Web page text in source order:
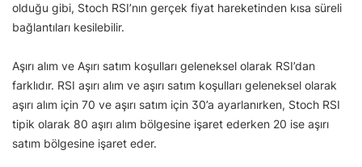
olduğu gibi, Stoch RSI’nın gerçek fiyat hareketinden kısa süreli
bağlantıları kesilebilir.
Aşırı alım ve Aşırı satım koşulları geleneksel olarak RSI’dan
farklıdır. RSI aşırı alım ve aşırı satım koşulları geleneksel olarak
aşırı alım için 70 ve aşırı satım için 30’a ayarlanırken, Stoch RSI
tipik olarak 80 aşırı alım bölgesine işaret ederken 20 ise aşırı
satım bölgesine işaret eder.